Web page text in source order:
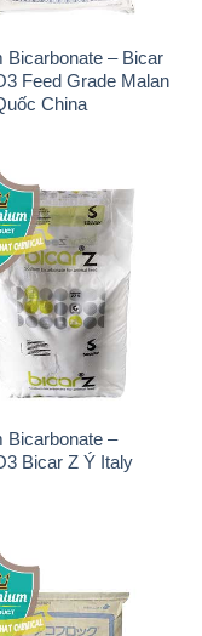
Bicarbonate –
Bicar Z Ý Italy